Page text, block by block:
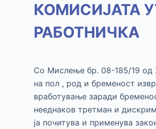
КОМИСИЈАТА
РАБОТНИЧКА
Со Мислење бр. 08-185/19 од
на пол , род и бременост
вработување заради
нееднаков третман и
ја почитува и применува